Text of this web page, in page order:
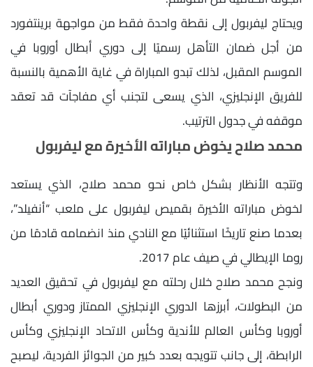
ويحتاج ليفربول إلى نقطة واحدة فقط من مواجهة برينتفورد
من أجل ضمان التأهل رسميًا إلى دوري أبطال أوروبا في
الموسم المقبل، لذلك تبدو المباراة في غاية الأهمية بالنسبة
للفريق الإنجليزي، الذي يسعى لتجنب أي مفاجآت قد تعقد
موقفه في جدول الترتيب.
محمد صلاح يخوض مباراته الأخيرة مع ليفربول
وتتجه الأنظار بشكل خاص نحو محمد صلاح، الذي يستعد
لخوض مباراته الأخيرة بقميص ليفربول على ملعب “أنفيلد”،
بعدما صنع تاريخًا استثنائيًا مع النادي منذ انضمامه قادمًا من
روما الإيطالي في صيف عام 2017.
ونجح محمد صلاح خلال رحلته مع ليفربول في تحقيق العديد
من البطولات، أبرزها الدوري الإنجليزي الممتاز ودوري أبطال
أوروبا وكأس العالم للأندية وكأس الاتحاد الإنجليزي وكأس
الرابطة، إلى جانب تتويجه بعدد كبير من الجوائز الفردية، ليصبح